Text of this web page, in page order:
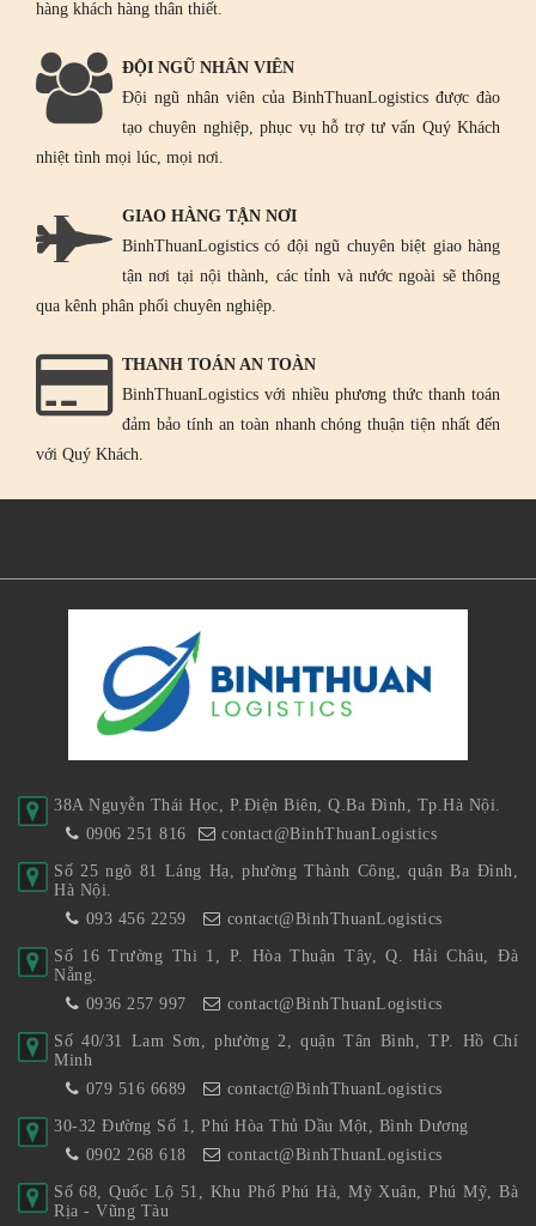
hàng khách hàng thân thiết.
ĐỘI NGŨ NHÂN VIÊN
Đội ngũ nhân viên của BinhThuanLogistics được đào
tạo chuyên nghiệp, phục vụ hỗ trợ tư vấn Quý Khách
nhiệt tình mọi lúc, mọi nơi.
GIAO HÀNG TẬN NƠI
BinhThuanLogistics có đội ngũ chuyên biệt giao hàng
tận nơi tại nội thành, các tỉnh và nước ngoài sẽ thông
qua kênh phân phối chuyên nghiệp.
THANH TOÁN AN TOÀN
BinhThuanLogistics với nhiều phương thức thanh toán
đảm bảo tính an toàn nhanh chóng thuận tiện nhất đến
với Quý Khách.
38A Nguyễn Thái Học, P.Điện Biên, Q.Ba Đình, Tp.Hà Nội.
0906 251 816
contact@BinhThuanLogistics
Số 25 ngõ 81 Láng Hạ, phường Thành Công, quận Ba Đình,
Hà Nội.
093 456 2259
contact@BinhThuanLogistics
Số 16 Trường Thi 1, P. Hòa Thuận Tây, Q. Hải Châu, Đà
Nẵng.
0936 257 997
contact@BinhThuanLogistics
Số 40/31 Lam Sơn, phường 2, quận Tân Bình, TP. Hồ Chí
Minh
079 516 6689
contact@BinhThuanLogistics
30-32 Đường Số 1, Phú Hòa Thủ Dầu Một, Bình Dương
0902 268 618
contact@BinhThuanLogistics
Số 68, Quốc Lộ 51, Khu Phố Phú Hà, Mỹ Xuân, Phú Mỹ, Bà
Rịa - Vũng Tàu